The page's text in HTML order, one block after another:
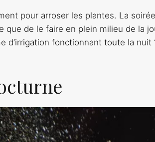
pour arroser les plantes. La
de le faire en plein milieu de la
d’irrigation fonctionnant toute la